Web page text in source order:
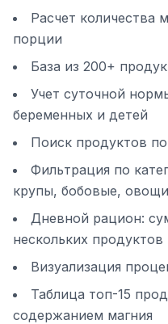
Расчет количества
порции
База из 200+
Учет суточной
беременных и детей
Поиск продуктов
Фильтрация по
крупы, бобовые,
Дневной рацион:
нескольких продуктов
Визуализация
Таблица топ-15
содержанием магния